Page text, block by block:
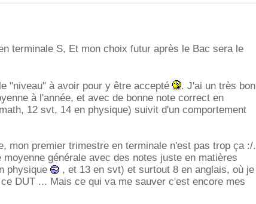
terminale S, Et mon choix futur après le Bac sera le
"niveau" à avoir pour y être accepté
. J'ai un très bon
à l'année, et avec de bonne note correct en
12 svt, 14 en physique) suivit d'un comportement
mon premier trimestre en terminale n'est pas trop ça :/.
générale avec des notes juste en matières
physique
, et 13 en svt) et surtout 8 en anglais, où je
DUT ... Mais ce qui va me sauver c'est encore mes